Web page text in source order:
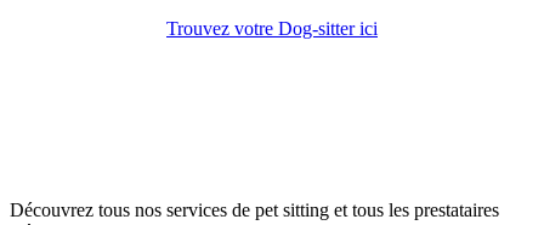
Trouvez votre Dog-sitter ici
Découvrez tous nos services de pet sitting et tous les prestataires